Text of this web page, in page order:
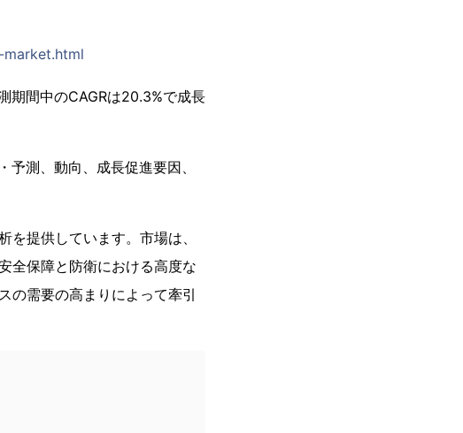
間中のCAGRは20.3%で成長
測、動向、成長促進要因、
提供しています。市場は、
全保障と防衛における高度な
の需要の高まりによって牽引